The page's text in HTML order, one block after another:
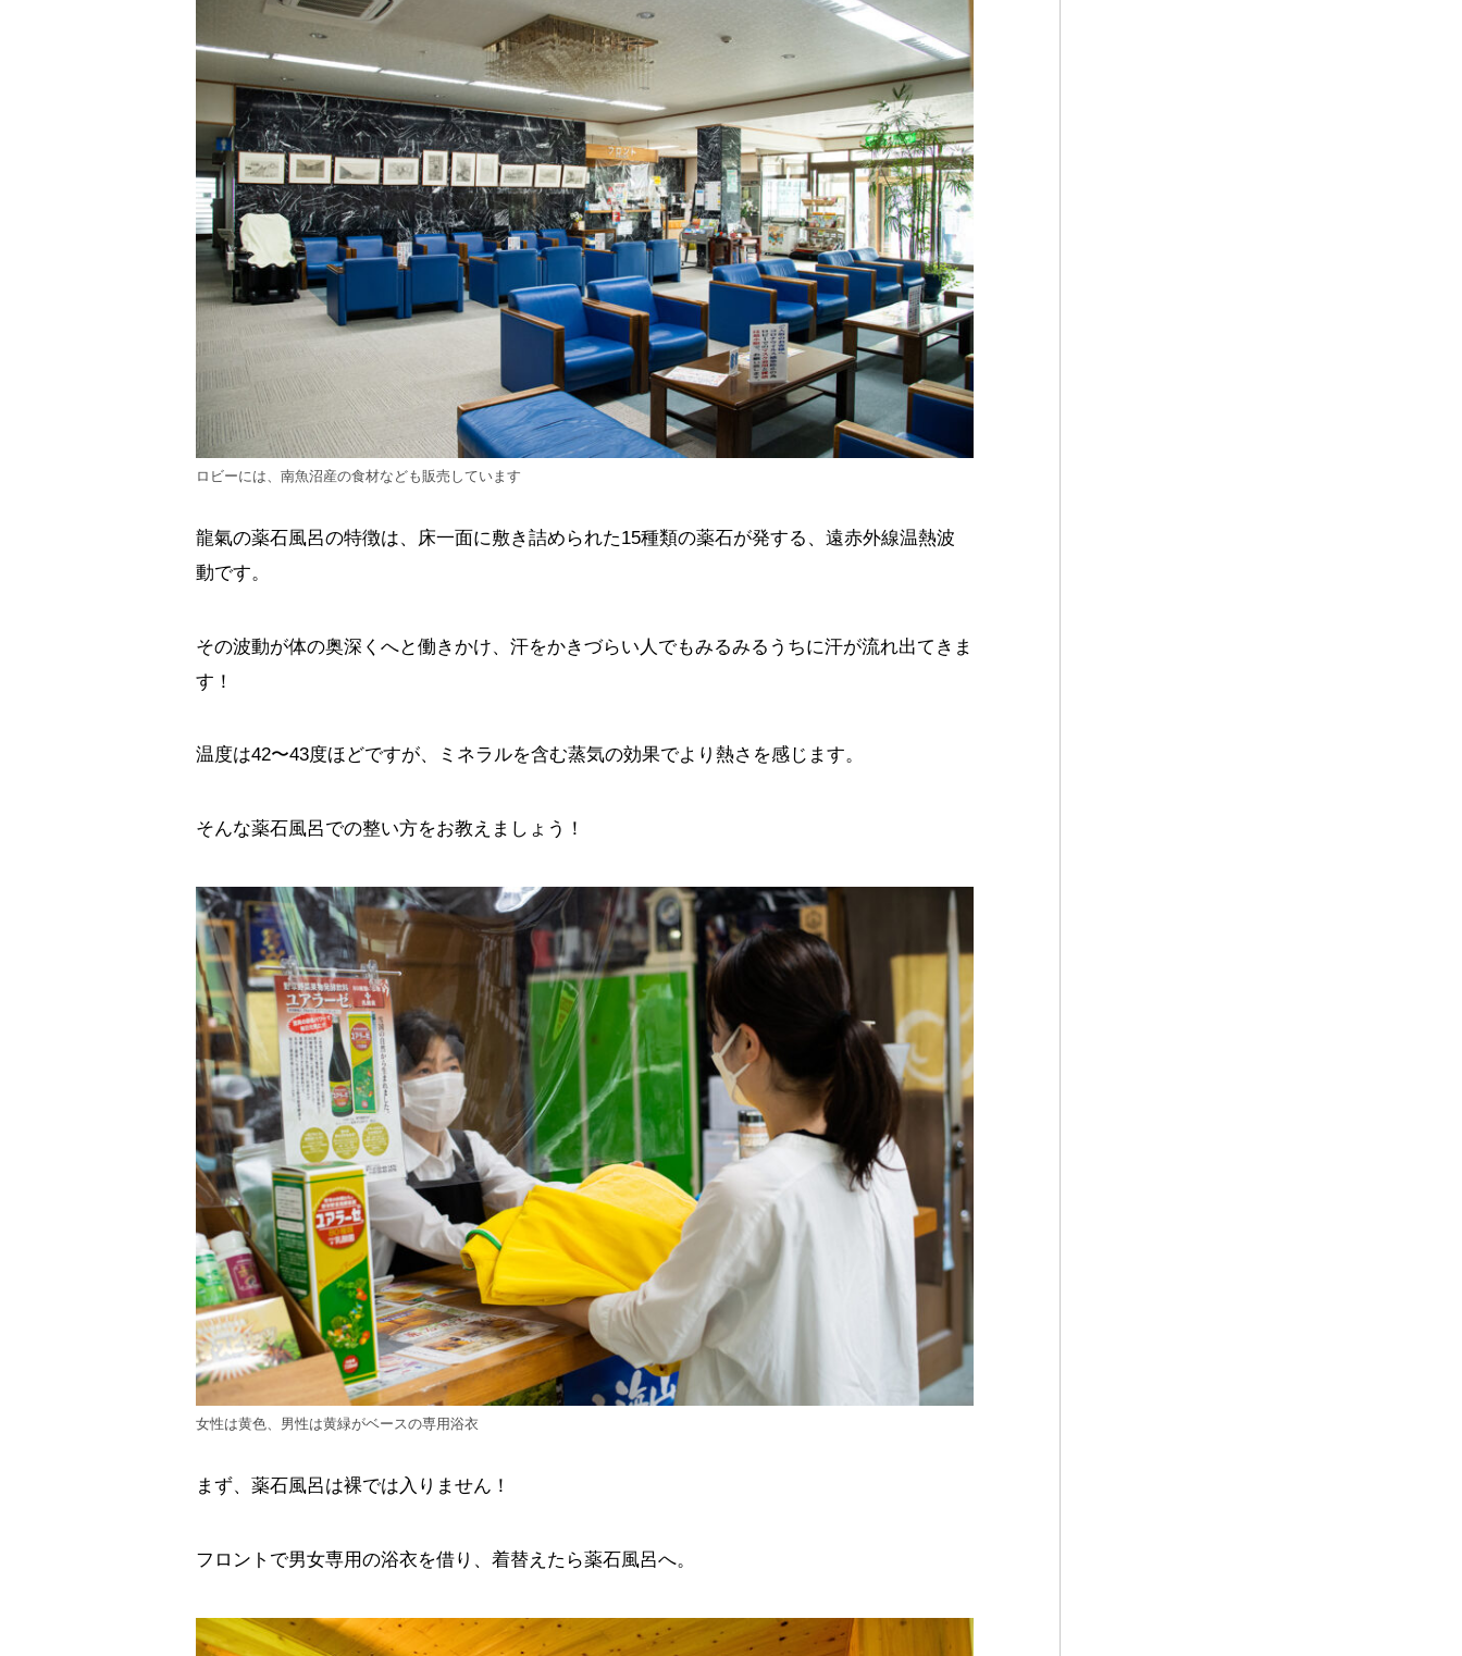
ロビーには、南魚沼産の食材なども販売しています
龍氣の薬石風呂の特徴は、床一面に敷き詰められた15種類の薬石が発する、遠赤外線温熱波
動です。
その波動が体の奥深くへと働きかけ、汗をかきづらい人でもみるみるうちに汗が流れ出てきま
す！
温度は42〜43度ほどですが、ミネラルを含む蒸気の効果でより熱さを感じます。
そんな薬石風呂での整い方をお教えましょう！
女性は黄色、男性は黄緑がベースの専用浴衣
まず、薬石風呂は裸では入りません！
フロントで男女専用の浴衣を借り、着替えたら薬石風呂へ。